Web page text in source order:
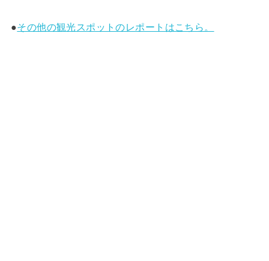
●その他の観光スポットのレポートはこちら。